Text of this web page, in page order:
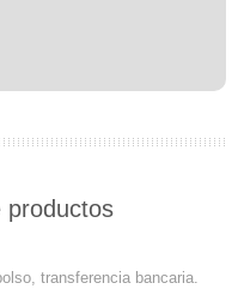
productos
transferencia bancaria.